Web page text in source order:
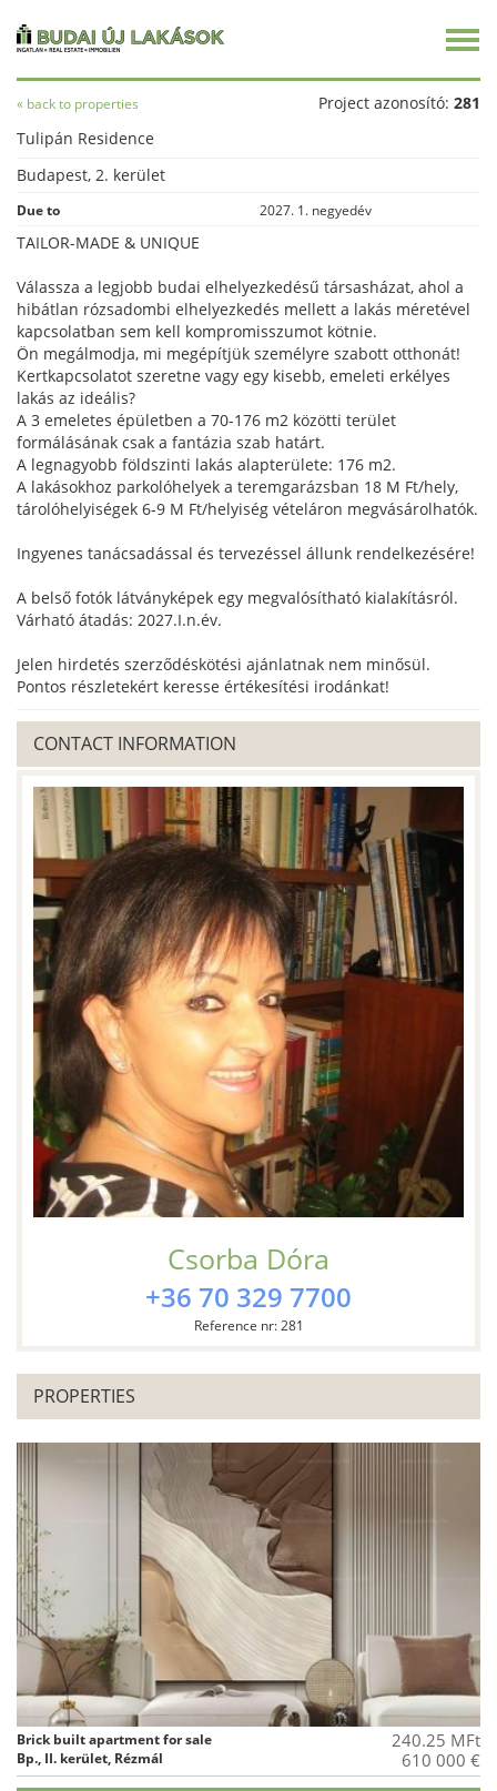
« back to properties Project azonosító: 281
Tulipán Residence
Budapest, 2. kerület
Due to 2027. 1. negyedév
TAILOR-MADE & UNIQUE
Válassza a legjobb budai elhelyezkedésű társasházat, ahol a
hibátlan rózsadombi elhelyezkedés mellett a lakás méretével
kapcsolatban sem kell kompromisszumot kötnie.
Ön megálmodja, mi megépítjük személyre szabott otthonát!
Kertkapcsolatot szeretne vagy egy kisebb, emeleti erkélyes
lakás az ideális?
A 3 emeletes épületben a 70-176 m2 közötti terület
formálásának csak a fantázia szab határt.
A legnagyobb földszinti lakás alapterülete: 176 m2.
A lakásokhoz parkolóhelyek a teremgarázsban 18 M Ft/hely,
tárolóhelyiségek 6-9 M Ft/helyiség vételáron megvásárolhatók.
Ingyenes tanácsadással és tervezéssel állunk rendelkezésére!
A belső fotók látványképek egy megvalósítható kialakításról.
Várható átadás: 2027.I.n.év.
Jelen hirdetés szerződéskötési ajánlatnak nem minősül.
Pontos részletekért keresse értékesítési irodánkat!
CONTACT INFORMATION
Csorba Dóra
+36 70 329 7700
Reference nr: 281
PROPERTIES
Brick built apartment for sale
Bp., II. kerület, Rézmál
240.25 MFt
610 000 €